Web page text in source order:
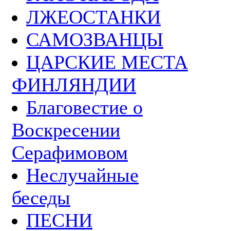
ЛЖЕОСТАНКИ
САМОЗВАНЦЫ
ЦАРСКИЕ МЕСТА
ФИНЛЯНДИИ
Благовестие о
Воскресении
Серафимовом
Неслучайные
беседы
ПЕСНИ